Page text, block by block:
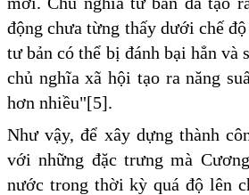
động chưa từng thấy dưới chế
tư bản có thể bị đánh bại hẳn và
chủ nghĩa xã hội tạo ra năng
hơn nhiều"[5].
Như vậy, để xây dựng thành
với những đặc trưng mà
nước trong thời kỳ quá độ lên